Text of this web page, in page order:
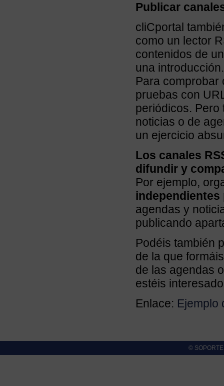
Publicar
cliCportal
como un lector
contenidos de
una introducción.
Para comprobar
pruebas con
periódicos. Pero
noticias o de
un ejercicio
Los canales
difundir y
Por ejemplo,
agendas y
publicando
Podéis también
de la que
de las agendas
estéis
Enlace: Ejemplo
©